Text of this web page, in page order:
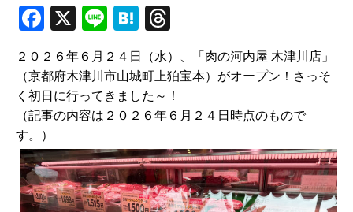
F
a
c
e
b
o
o
k
X Li
n
e
H
at
e
n
a
r
e
a
d
s
２０２６年６月２４日（水）、「肉の河内屋 木津川店」
（京都府木津川市山城町上狛宝本）がオープン！さっそ
く初日に行ってきました～！
（記事の内容は２０２６年６月２４日時点のもので
す。）